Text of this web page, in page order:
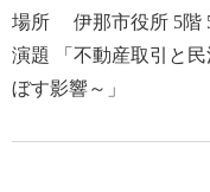
場所 伊那市役所 5階
演題 「不動産取引と
ぼす影響～」